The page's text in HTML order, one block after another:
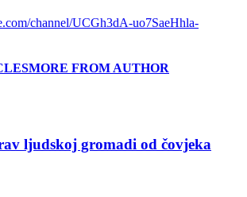
channel/UCGh3dA-uo7SaeHhla-
MORE FROM AUTHOR
ljudskoj gromadi od čovjeka